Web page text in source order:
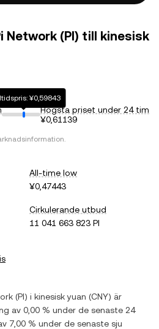
(PI) till kinesisk
¥0,59843
Högsta priset under 24 tim
¥0,61139
All-time low
¥0,47443
Cirkulerande utbud
11 041 663 823 PI
(PI) i kinesisk yuan (CNY) är
av 0,00 % under de senaste 24
7,00 % under de senaste sju